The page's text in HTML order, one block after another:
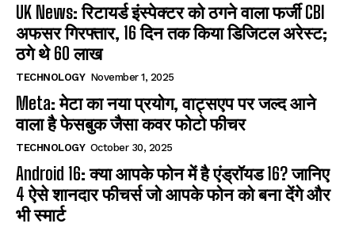
UK News: रिटायर्ड इंस्पेक्टर को ठगने वाला फर्जी CBI
अफसर गिरफ्तार, 16 दिन तक किया डिजिटल अरेस्ट;
ठगे थे 60 लाख
TECHNOLOGY November 1, 2025
Meta: मेटा का नया प्रयोग, वाट्सएप पर जल्द आने
वाला है फेसबुक जैसा कवर फोटो फीचर
TECHNOLOGY October 30, 2025
Android 16: क्या आपके फोन में है एंड्रॉयड 16? जानिए
4 ऐसे शानदार फीचर्स जो आपके फोन को बना देंगे और
भी स्मार्ट